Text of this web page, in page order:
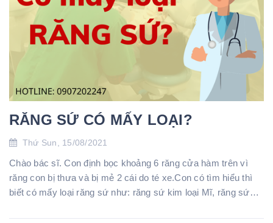
RĂNG SỨ CÓ MẤY LOẠI?
Thứ Sun, 15/08/2021
Chào bác sĩ. Con định bọc khoảng 6 răng cửa hàm trên vì
răng con bị thưa và bị mẻ 2 cái do té xe.Con có tìm hiểu thì
biết có mấy loại răng sứ như: răng sứ kim loại Mĩ, răng sứ